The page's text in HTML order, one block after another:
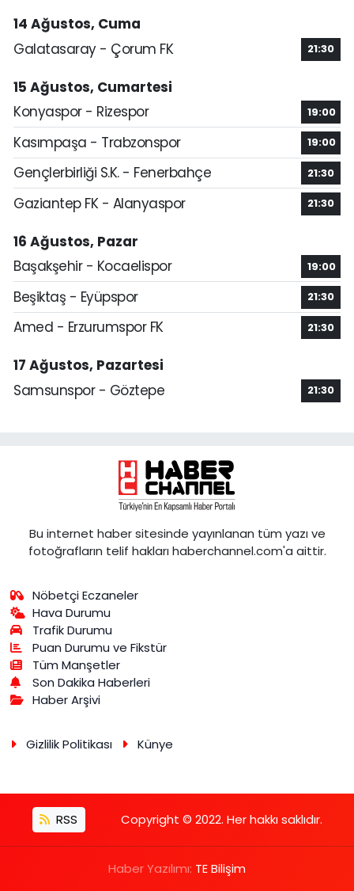
14 Ağustos, Cuma
Galatasaray - Çorum FK
21:30
15 Ağustos, Cumartesi
Konyaspor - Rizespor
19:00
Kasımpaşa - Trabzonspor 19:00
Gençlerbirliği S.K. - Fenerbahçe 21:30
Gaziantep FK - Alanyaspor 21:30
16 Ağustos, Pazar
Başakşehir - Kocaelispor
19:00
Beşiktaş - Eyüpspor 21:30
Amed - Erzurumspor FK 21:30
17 Ağustos, Pazartesi
Samsunspor - Göztepe
21:30
Bu internet haber sitesinde yayınlanan tüm yazı ve
fotoğrafların telif hakları haberchannel.com'a aittir.
Nöbetçi Eczaneler
Hava Durumu
Trafik Durumu
Puan Durumu ve Fikstür
Tüm Manşetler
Son Dakika Haberleri
Haber Arşivi
Gizlilik Politikası Künye
RSS Copyright © 2022. Her hakkı saklıdır.
Haber Yazılımı: TE Bilişim